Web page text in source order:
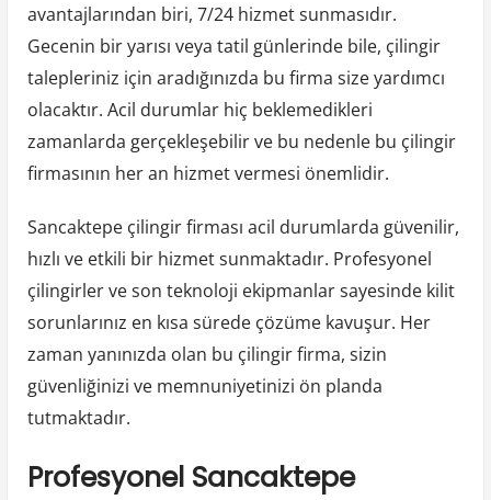
avantajlarından biri, 7/24 hizmet sunmasıdır.
Gecenin bir yarısı veya tatil günlerinde bile, çilingir
talepleriniz için aradığınızda bu firma size yardımcı
olacaktır. Acil durumlar hiç beklemedikleri
zamanlarda gerçekleşebilir ve bu nedenle bu çilingir
firmasının her an hizmet vermesi önemlidir.
Sancaktepe çilingir firması acil durumlarda güvenilir,
hızlı ve etkili bir hizmet sunmaktadır. Profesyonel
çilingirler ve son teknoloji ekipmanlar sayesinde kilit
sorunlarınız en kısa sürede çözüme kavuşur. Her
zaman yanınızda olan bu çilingir firma, sizin
güvenliğinizi ve memnuniyetinizi ön planda
tutmaktadır.
Profesyonel Sancaktepe